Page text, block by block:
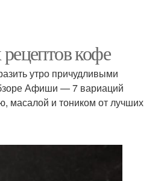
кофе
утро причудливыми
Афиши — 7 вариаций
масалой и тоником от лучших